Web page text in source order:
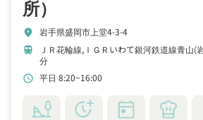
所）
location_on 岩手県盛岡市上堂4-3-4
train
ＪＲ花輪線,ＩＧＲいわて銀河鉄道線青山(
分
schedule 平日 8:20~16:00